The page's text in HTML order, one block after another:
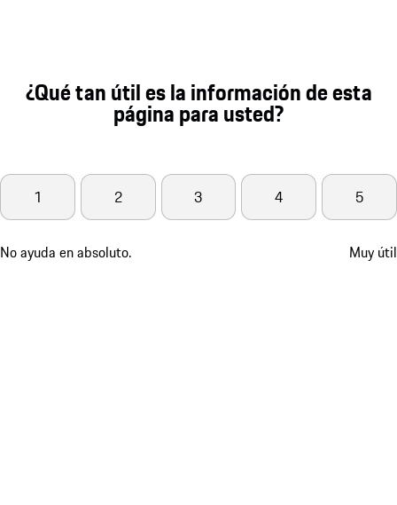
¿Qué tan útil es la información de esta
página para usted?
No ayuda en absoluto.
1 2 3 4 5
Muy útil